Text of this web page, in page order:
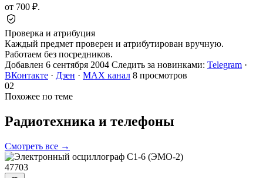
от 700 ₽.
Проверка и атрибуция
Каждый предмет проверен и атрибутирован вручную.
Работаем без посредников.
Добавлен 6 сентября 2004 Следить за новинками: Telegram ·
ВКонтакте · Дзен · MAX канал 8 просмотров
02
Похожее по теме
Радиотехника и телефоны
Смотреть все →
47703